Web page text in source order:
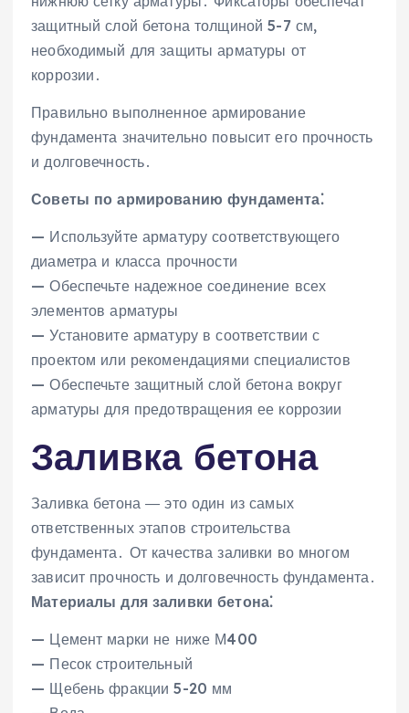
защитный слой бетона толщиной 5-7 см‚
необходимый для защиты арматуры от
коррозии․
Правильно выполненное армирование
фундамента значительно повысит его прочность
и долговечность․
Советы по армированию фундамента⁚
— Используйте арматуру соответствующего
диаметра и класса прочности
— Обеспечьте надежное соединение всех
элементов арматуры
— Установите арматуру в соответствии с
проектом или рекомендациями специалистов
— Обеспечьте защитный слой бетона вокруг
арматуры для предотвращения ее коррозии
Заливка бетона
Заливка бетона ― это один из самых
ответственных этапов строительства
фундамента․ От качества заливки во многом
зависит прочность и долговечность фундамента․
Материалы для заливки бетона⁚
— Цемент марки не ниже М400
— Песок строительный
— Щебень фракции 5-20 мм